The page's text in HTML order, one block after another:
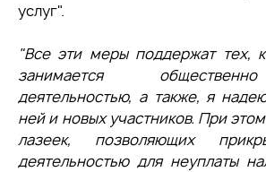
услуг".
"Все эти меры поддержат тех,
занимается
деятельностью, а также, я
ней и новых участников. При
лазеек, позволяющих
деятельностью для неуплаты